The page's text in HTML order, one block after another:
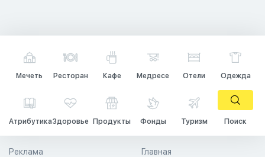
Мечеть Ресторан Кафе Медресе Отели Одежда
АтрибутикаЗдоровье Продукты Фонды Туризм Поиск
Главная
Реклама